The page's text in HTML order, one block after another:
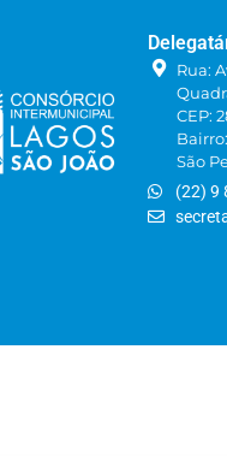
Rua:
CEP:
São
(22) 9